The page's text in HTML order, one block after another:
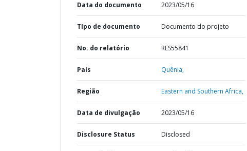
Data do documento 2023/05/16
TIpo de documento Documento do projeto
No. do relatório RES55841
País Quênia,
Região Eastern and Southern Africa,
Data de divulgação 2023/05/16
Disclosure Status Disclosed